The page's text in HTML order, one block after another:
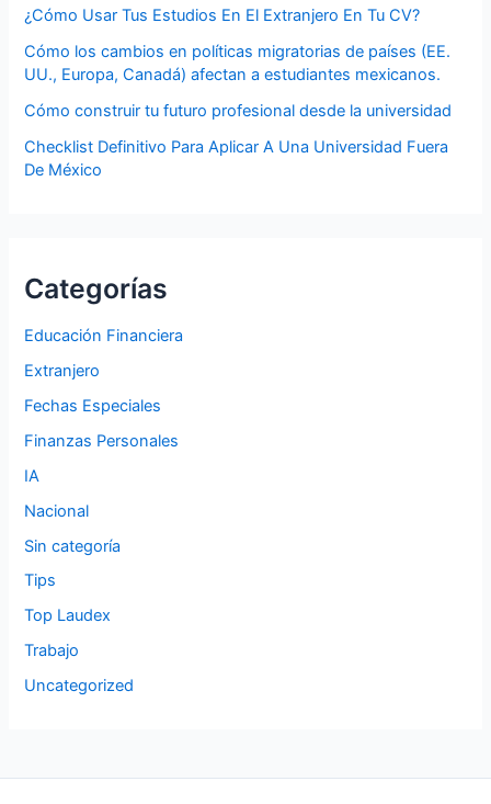
¿Cómo Usar Tus Estudios En El Extranjero En Tu CV?
Cómo los cambios en políticas migratorias de países (EE.
UU., Europa, Canadá) afectan a estudiantes mexicanos.
Cómo construir tu futuro profesional desde la universidad
Checklist Definitivo Para Aplicar A Una Universidad Fuera
De México
Categorías
Educación Financiera
Extranjero
Fechas Especiales
Finanzas Personales
IA
Nacional
Sin categoría
Tips
Top Laudex
Trabajo
Uncategorized